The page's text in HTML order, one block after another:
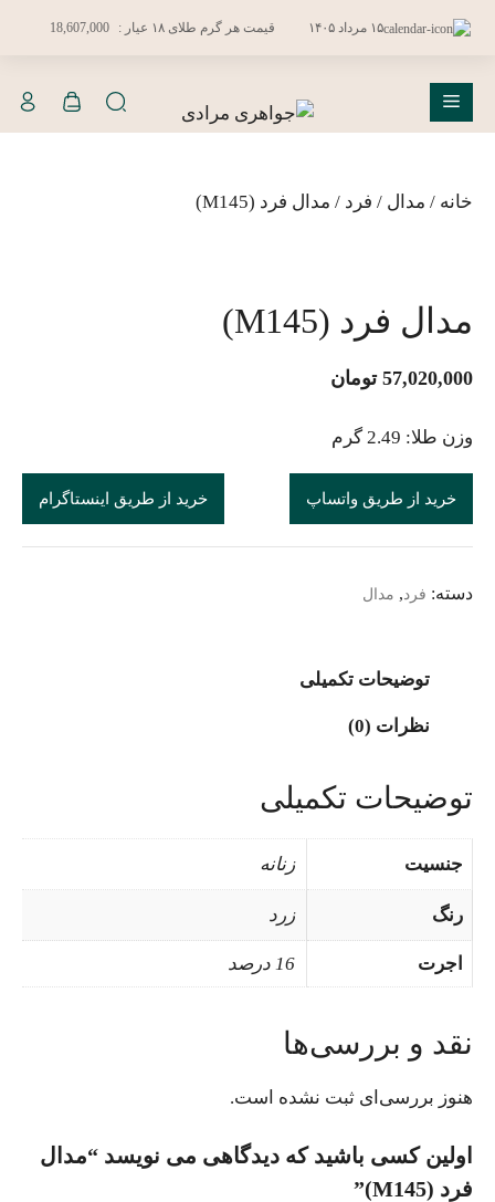
۱۵ مرداد ۱۴۰۵ قیمت هر گرم طلای ۱۸ عیار : 18,607,000
فهرست
خانه / مدال / فرد / مدال فرد (M145)
مدال فرد (M145)
57,020,000 تومان
وزن طلا: 2.49 گرم
خرید از طریق واتساپ خرید از طریق اینستاگرام
دسته: فرد, مدال
توضیحات تکمیلی
نظرات (0)
توضیحات تکمیلی
جنسیت زنانه
رنگ زرد
اجرت 16 درصد
نقد و بررسی‌ها
هنوز بررسی‌ای ثبت نشده است.
اولین کسی باشید که دیدگاهی می نویسد “مدال
فرد (M145)”